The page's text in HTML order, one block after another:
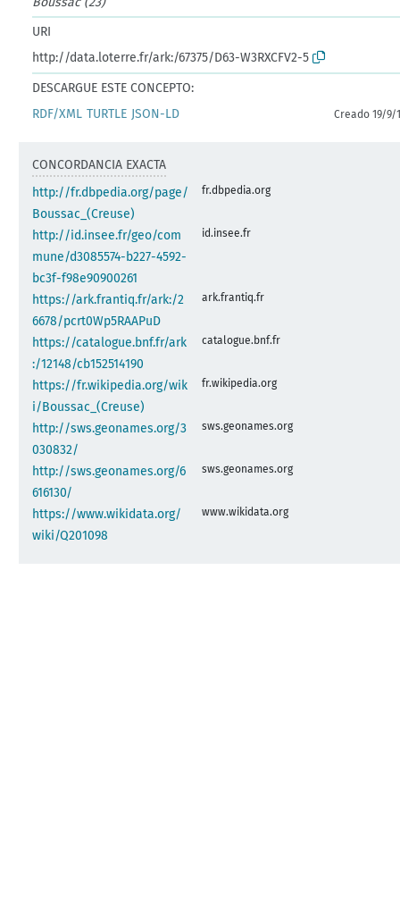
URI
http://data.loterre.fr/ark:/67375/D63-W3RXCFV2-5
DESCARGUE ESTE CONCEPTO:
RDF/XML TURTLE JSON-LD Creado 19/9/
CONCORDANCIA EXACTA
http://fr.dbpedia.org/page/
Boussac_(Creuse)
fr.dbpedia.org
http://id.insee.fr/geo/com
mune/d3085574-b227-4592-
bc3f-f98e90900261
id.insee.fr
https://ark.frantiq.fr/ark:/2
6678/pcrt0Wp5RAAPuD
ark.frantiq.fr
https://catalogue.bnf.fr/ark
:/12148/cb152514190
catalogue.bnf.fr
https://fr.wikipedia.org/wik
i/Boussac_(Creuse)
fr.wikipedia.org
http://sws.geonames.org/3
030832/
sws.geonames.org
http://sws.geonames.org/6
616130/
sws.geonames.org
https://www.wikidata.org/
wiki/Q201098
www.wikidata.org